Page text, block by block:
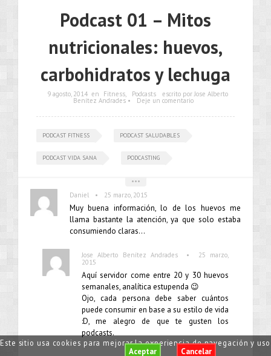
Podcast 01 – Mitos
nutricionales: huevos,
carbohidratos y lechuga
9 agosto, 2014 en Fitness Podcasts escrito por Jose Alberto
Benítez Andrades • Deje un comentario
PODCAST FITNESS PODCAST SALUDABLES
PODCAST VIDA SANA PODCASTING
Daniel • 25 marzo, 2015
Muy buena información, lo de los huevos me
llama bastante la atención, ya que solo estaba
consumiendo claras…
Jose Alberto Benítez Andrades •
25 marzo,
2015
Aquí servidor come entre 20 y 30 huevos
semanales, analítica estupenda 😉
Ojo, cada persona debe saber cuántos
puede consumir en base a su estilo de vida
:D, me alegro de que te gusten los
podcasts.
•••
Este sitio usa cookies para mejorar la experiencia de navegación y
Aceptar Cancelar